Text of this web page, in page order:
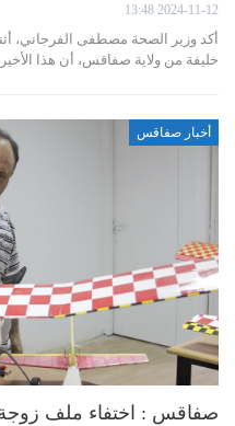
2024-11-12 13:48
أكد وزير الصحة مصطفى الفرجاني،
خليفة من ولاية صفاقس، أن هذا
أخبار صفاقس
صفاقس : اختفاء ملف زوجة